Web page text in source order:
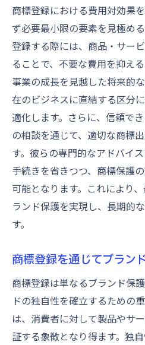
商標登録における費用対効果
ず必要最小限の要素を見極め
登録する際には、商品・サー
ることで、不要な費用を抑え
事業の成長を見越した将来的
在のビジネスに直結する区分
適化します。さらに、信頼で
の相談を通じて、適切な商標
す。彼らの専門的なアドバイ
手続きを省きつつ、商標保護
可能となります。これにより
ランド保護を実現し、長期的
す。
商標登録を通じてブラン
商標登録は単なるブランド保
ドの独自性を確立するための
は、消費者に対して製品やサ
証する象徴となり得ます。独